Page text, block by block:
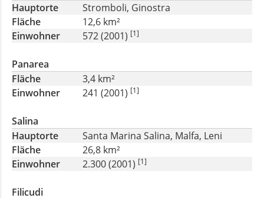
Hauptorte
Stromboli, Ginostra
Fläche
12,6 km²
Einwohner
572 (2001) [1]
Panarea
Fläche
3,4 km²
Einwohner
241 (2001) [1]
Salina
Hauptorte
Santa Marina Salina, Malfa, Leni
Fläche
26,8 km²
Einwohner
2.300 (2001) [1]
Filicudi